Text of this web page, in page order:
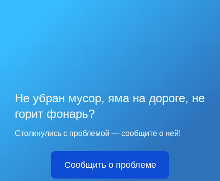
Не убран мусор, яма на дороге, не
горит фонарь?
Столкнулись с проблемой — сообщите о ней!
Сообщить о проблеме